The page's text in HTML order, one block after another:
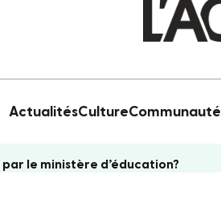
ActualitésCultureCommunauté
par le ministère d’éducation?